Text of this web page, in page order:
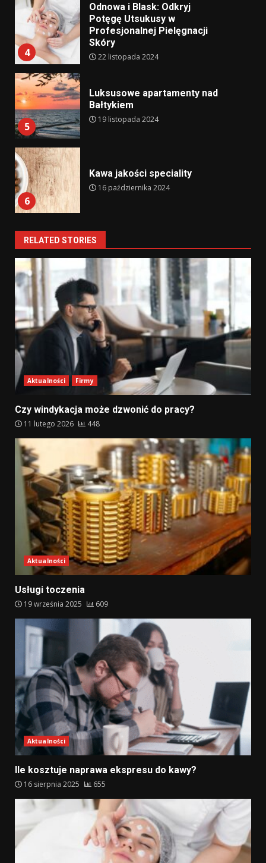
4
Odnowa i Blask: Odkryj
Potęgę Utsukusy w
Profesjonalnej Pielęgnacji
Skóry
22 listopada 2024
5
Luksusowe apartamenty nad
Bałtykiem
19 listopada 2024
6
Kawa jakości speciality
16 października 2024
RELATED STORIES
Aktualności Firmy
Czy windykacja może dzwonić do pracy?
11 lutego 2026 448
Aktualności
Usługi toczenia
19 września 2025 609
Aktualności
Ile kosztuje naprawa ekspresu do kawy?
16 sierpnia 2025 655